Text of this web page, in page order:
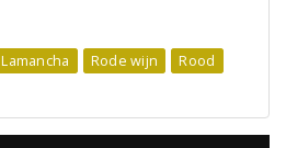
Lamancha Rode wijn
Rood